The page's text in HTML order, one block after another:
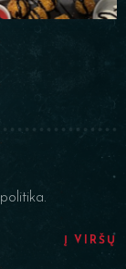
Į VIRŠŲ